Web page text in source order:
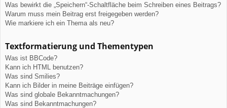
Was bewirkt die „Speichern“-Schaltfläche beim Schreiben eines Beitrags?
Warum muss mein Beitrag erst freigegeben werden?
Wie markiere ich ein Thema als neu?
Textformatierung und Thementypen
Was ist BBCode?
Kann ich HTML benutzen?
Was sind Smilies?
Kann ich Bilder in meine Beiträge einfügen?
Was sind globale Bekanntmachungen?
Was sind Bekanntmachungen?